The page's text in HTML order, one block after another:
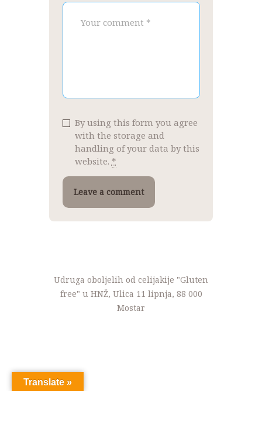
By using this form you agree
with the storage and
handling of your data by this
website. *
Udruga oboljelih od celijakije "Gluten
free" u HNŽ, Ulica 11 lipnja, 88 000
Mostar
Translate »